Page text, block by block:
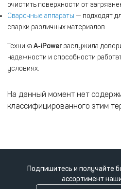
очистить поверхности от
Сварочные аппараты — подходят
сварки различных материалов.
Техника A-iPower заслужила
надежности и способности
условиях.
На данный момент нет
классифицированного этим
Подпишитесь и получайте
ассортимент